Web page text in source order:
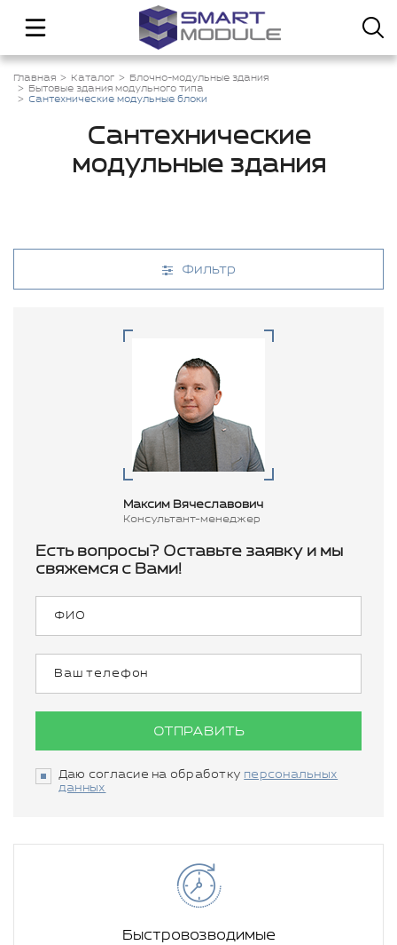
Главная Каталог
Блочно-модульные здания
Бытовые здания модульного типа
Сантехнические модульные блоки
Сантехнические
модульные здания
Фильтр
Максим Вячеславович
Консультант-менеджер
Есть вопросы? Оставьте заявку и мы
свяжемся с Вами!
ОТПРАВИТЬ
Даю согласие на обработку персональных
данных
Быстровозводимые